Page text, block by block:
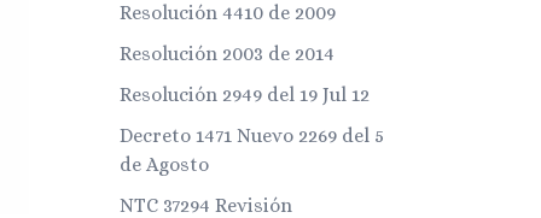
Resolución 4410 de 2009
Resolución 2003 de 2014
Resolución 2949 del 19 Jul 12
Decreto 1471 Nuevo 2269 del 5
de Agosto
NTC 37294 Revisión